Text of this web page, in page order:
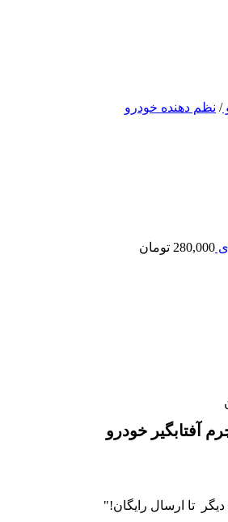
/ نظم دهنده خودرو
280,000 تومان
آفتابگیر خودرو
دیگر تا ارسال رایگان!"